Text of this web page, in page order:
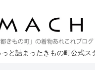
と詰まったきもの町公式ス